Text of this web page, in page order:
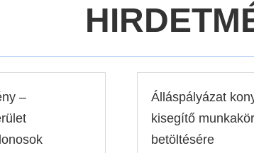
–
Álláspályázat
kisegítő munkakör
betöltésére